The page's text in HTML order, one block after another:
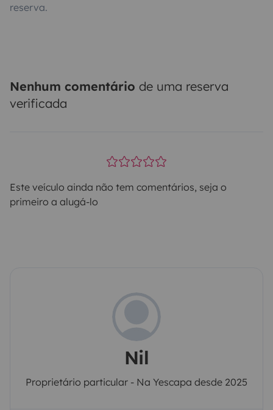
reserva.
Nenhum comentário de uma reserva
verificada
Este veículo ainda não tem comentários, seja o
primeiro a alugá-lo
Nil
Proprietário particular - Na Yescapa desde 2025